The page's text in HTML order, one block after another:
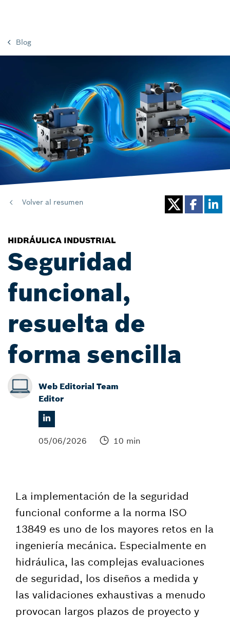
Blog
Volver al resumen
HIDRÁULICA INDUSTRIAL
Seguridad
funcional,
resuelta de
forma sencilla
Web Editorial Team
Editor
05/06/2026 10 min
La implementación de la seguridad
funcional conforme a la norma ISO
13849 es uno de los mayores retos en la
ingeniería mecánica. Especialmente en
hidráulica, las complejas evaluaciones
de seguridad, los diseños a medida y
las validaciones exhaustivas a menudo
provocan largos plazos de proyecto y